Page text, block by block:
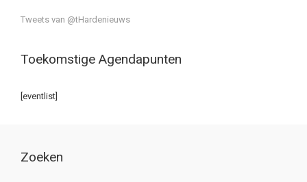
Tweets van @tHardenieuws
Toekomstige Agendapunten
[eventlist]
Zoeken